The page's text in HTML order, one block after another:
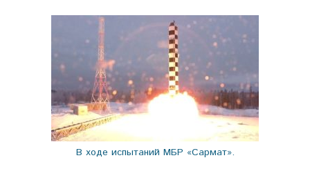
В ходе испытаний МБР «Сармат».